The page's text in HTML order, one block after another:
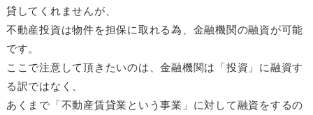
貸してくれませんが、
不動産投資は物件を担保に取れる為、金融機関の融資が可能
です。
ここで注意して頂きたいのは、金融機関は「投資」に融資す
る訳ではなく、
あくまで「不動産賃貸業という事業」に対して融資をするの